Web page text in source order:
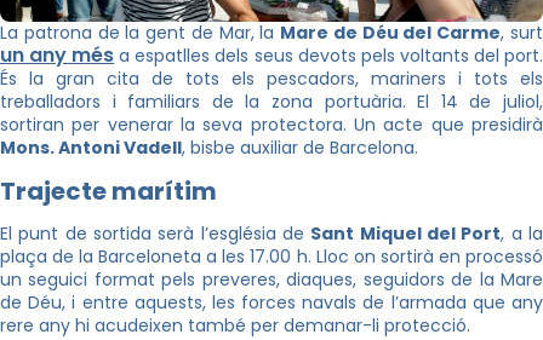
La patrona de la gent de Mar, la Mare de Déu del Carme, surt
un any més a espatlles dels seus devots pels voltants del port.
És la gran cita de tots els pescadors, mariners i tots els
treballadors i familiars de la zona portuària. El 14 de juliol,
sortiran per venerar la seva protectora. Un acte que presidirà
Mons. Antoni Vadell, bisbe auxiliar de Barcelona.
Trajecte marítim
El punt de sortida serà l’església de Sant Miquel del Port, a la
plaça de la Barceloneta a les 17.00 h. Lloc on sortirà en processó
un seguici format pels preveres, diaques, seguidors de la Mare
de Déu, i entre aquests, les forces navals de l’armada que any
rere any hi acudeixen també per demanar-li protecció.